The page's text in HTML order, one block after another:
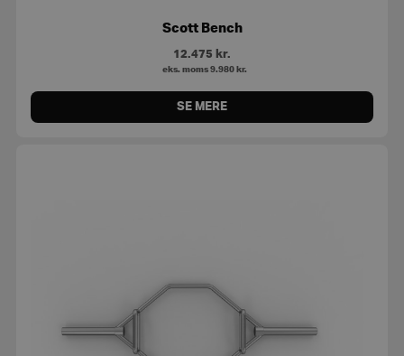
Scott Bench
12.475 kr.
eks. moms 9.980 kr.
SE MERE